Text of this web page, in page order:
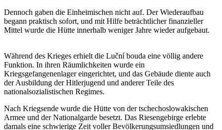
Dennoch gaben die Einheimischen nicht auf. Der Wiederaufbau
begann praktisch sofort, und mit Hilfe beträchtlicher finanzieller
Mittel wurde die Hütte innerhalb weniger Jahre wieder aufgebaut.
Während des Krieges erhielt die Luční bouda eine völlig andere
Funktion. In ihren Räumlichkeiten wurde ein
Kriegsgefangenenlager eingerichtet, und das Gebäude diente auch
der Ausbildung der Hitlerjugend und anderer Teile des
nationalsozialistischen Regimes.
Nach Kriegsende wurde die Hütte von der tschechoslowakischen
Armee und der Nationalgarde besetzt. Das Riesengebirge erlebte
damals eine schwierige Zeit voller Bevölkerungsumsiedlungen und